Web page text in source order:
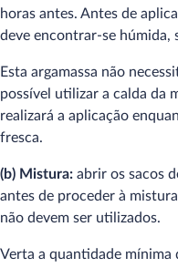
horas antes. Antes de
deve encontrar-se húmida,
Esta argamassa não
possível utilizar a calda da
realizará a aplicação
fresca.
(b) Mistura: abrir os sacos
antes de proceder à
não devem ser utilizados.
Verta a quantidade mínima